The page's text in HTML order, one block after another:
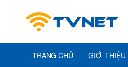
TRANG CHỦ GIỚI THIỆU